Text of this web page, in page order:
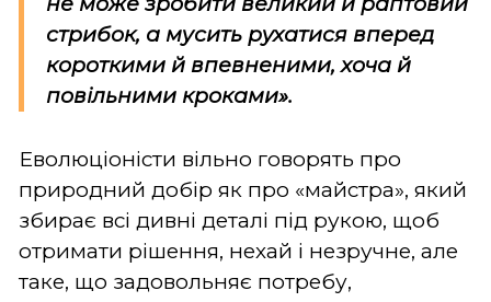
стрибок, а мусить рухатися вперед
короткими й впевненими, хоча й
повільними кроками».
Еволюціоністи вільно говорять про
природний добір як про «майстра», який
збирає всі дивні деталі під рукою, щоб
отримати рішення, нехай і незручне, але
таке, що задовольняє потребу,